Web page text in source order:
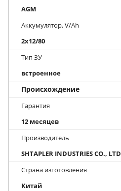
AGM
Аккумулятор, V/Ah
2x12/80
Тип ЗУ
встроенное
Происхождение
Гарантия
12 месяцев
Производитель
SHTAPLER INDUSTRIES CO., LTD
Страна изготовления
Китай